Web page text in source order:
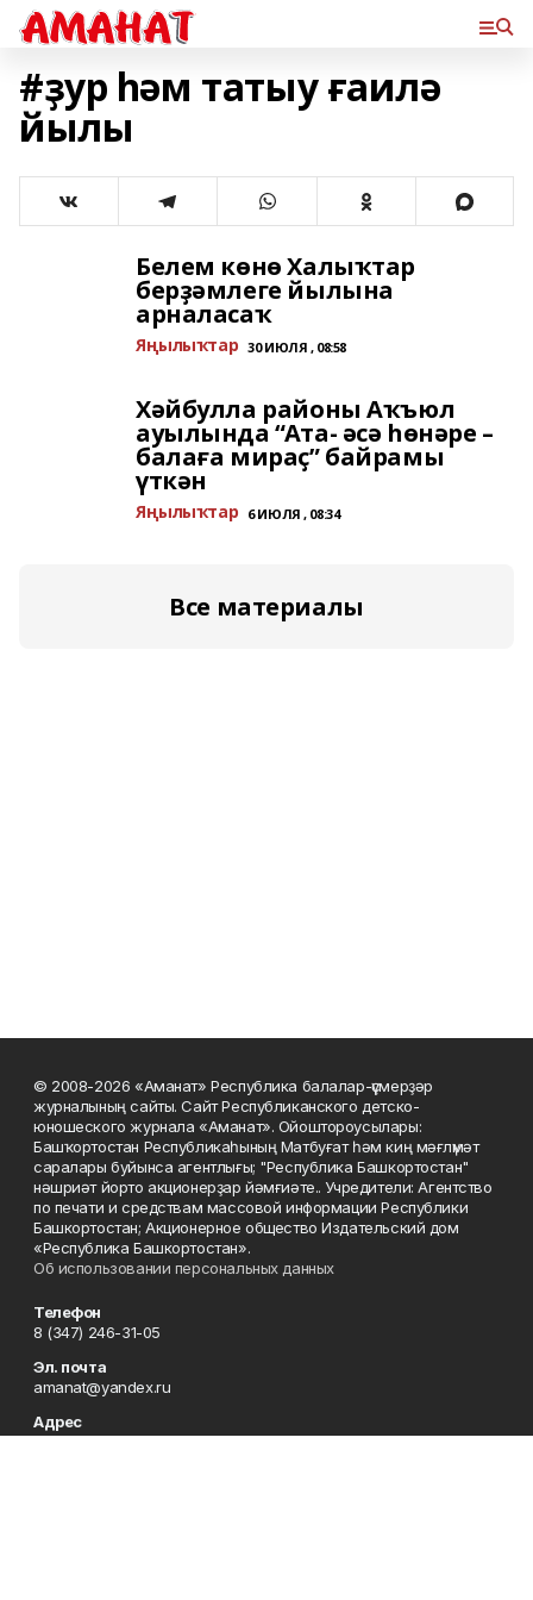
#ҙур һәм татыу ғаилә
йылы
Белем көнө Халыҡтар
берҙәмлеге йылына
арналасаҡ
Яңылыҡтар 30 ИЮЛЯ , 08:58
Хәйбулла районы Аҡъюл
ауылында “Ата- әсә һөнәре –
балаға мираҫ” байрамы
үткән
Яңылыҡтар 6 ИЮЛЯ , 08:34
Все материалы
© 2008-2026 «Аманат» Республика балалар-үҫмерҙәр
журналының сайты. Сайт Республиканского детско-
юношеского журнала «Аманат». Ойоштороусылары:
Башҡортостан Республикаһының Матбуғат һәм киң мәғлүмәт
саралары буйынса агентлығы; "Республика Башкортостан"
нәшриәт йорто акционерҙар йәмғиәте.. Учредители: Агентство
по печати и средствам массовой информации Республики
Башкортостан; Акционерное общество Издательский дом
«Республика Башкортостан».
Об использовании персональных данных
Телефон
8 (347) 246-31-05
Эл. почта
amanat@yandex.ru
Адрес
450079, Республика Башкортостан, г. Уфа, ул. 50-летия